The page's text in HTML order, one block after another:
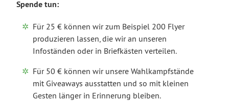
Spende tun:
Für 25 € können wir zum Beispiel 200 Flyer
produzieren lassen, die wir an unseren
Infoständen oder in Briefkästen verteilen.
Für 50 € können wir unsere Wahlkampfstände
mit Giveaways ausstatten und so mit kleinen
Gesten länger in Erinnerung bleiben.